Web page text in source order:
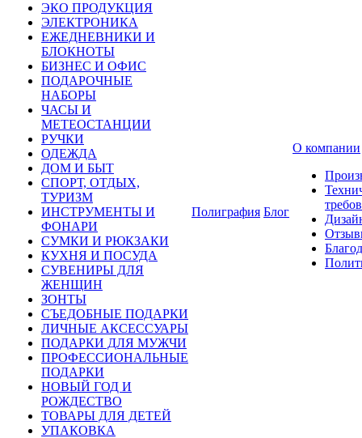
ЭКО ПРОДУКЦИЯ
ЭЛЕКТРОНИКА
ЕЖЕДНЕВНИКИ И
БЛОКНОТЫ
БИЗНЕС И ОФИС
ПОДАРОЧНЫЕ
НАБОРЫ
ЧАСЫ И
МЕТЕОСТАНЦИИ
РУЧКИ
ОДЕЖДА
ДОМ И БЫТ
СПОРТ, ОТДЫХ,
ТУРИЗМ
ИНСТРУМЕНТЫ И
ФОНАРИ
СУМКИ И РЮКЗАКИ
КУХНЯ И ПОСУДА
СУВЕНИРЫ ДЛЯ
ЖЕНЩИН
ЗОНТЫ
СЪЕДОБНЫЕ ПОДАРКИ
ЛИЧНЫЕ АКСЕССУАРЫ
ПОДАРКИ ДЛЯ МУЖЧИ
ПРОФЕССИОНАЛЬНЫЕ
ПОДАРКИ
НОВЫЙ ГОД И
РОЖДЕСТВО
ТОВАРЫ ДЛЯ ДЕТЕЙ
УПАКОВКА
Полиграфия Блог
О компании